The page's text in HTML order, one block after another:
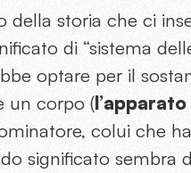
della storia che ci
di “sistema
optare per il
un corpo (
colui che
significato sembra